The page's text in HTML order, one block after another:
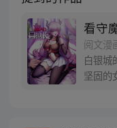
看守
阅文漫
白银城
坚固的